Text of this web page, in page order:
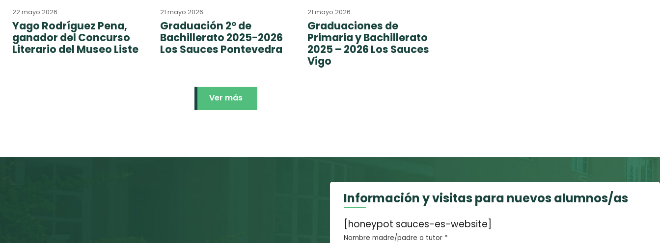
22 mayo 2026
Yago Rodríguez Pena,
ganador del Concurso
Literario del Museo Liste
21 mayo 2026
Graduación 2º de
Bachillerato 2025-2026
Los Sauces Pontevedra
21 mayo 2026
Graduaciones de
Primaria y Bachillerato
2025 – 2026 Los Sauces
Vigo
Ver más
Información y visitas para nuevos alumnos/as
[honeypot sauces-es-website]
Nombre madre/padre o tutor *